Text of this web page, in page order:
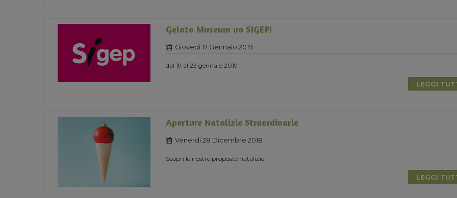
Gelato Museum va SIGEP!
Giovedi 17 Gennaio 2019
dal 19 al 23 gennaio 2019
LEGGI
Aperture Natalizie Straordinarie
Venerdi 28 Dicembre 2018
Scopri le nostre proposte natalizie
LEGGI